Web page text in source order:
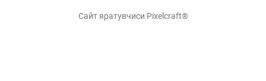
Сайт яратувчиси Pixelcraft®